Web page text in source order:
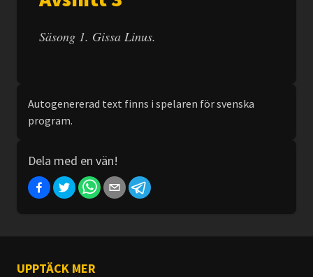
Säsong 1. Gissa Linus.
Autogenererad text finns i spelaren för svenska
program.
Dela med en vän!
UPPTÄCK MER